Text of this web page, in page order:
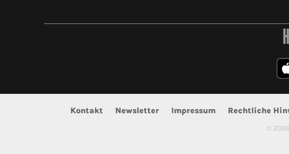
Kontakt Newsletter Impressum Rechtliche
© 2026